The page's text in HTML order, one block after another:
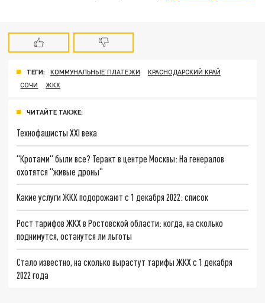
ТЕГИ: КОММУНАЛЬНЫЕ ПЛАТЕЖИ
КРАСНОДАРСКИЙ КРАЙ
СОЧИ
ЖКХ
ЧИТАЙТЕ ТАКЖЕ:
Технофашисты XXI века
"Кротами" были все? Теракт в центре Москвы: На генералов
охотятся "живые дроны"
Какие услуги ЖКХ подорожают с 1 декабря 2022: список
Рост тарифов ЖКХ в Ростовской области: когда, на сколько
поднимутся, останутся ли льготы
Стало известно, на сколько вырастут тарифы ЖКХ с 1 декабря
2022 года